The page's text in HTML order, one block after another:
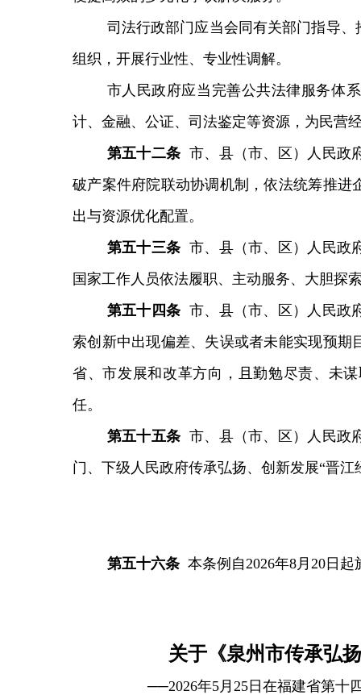
司法行政部门应当会同有关部门指导
组织，开展行业性、专业性调解。
市人民政府应当完善公共法律服务体
计、金融、公证、司法鉴定等资源，为民营
第五十二条 市、县（市、区）人民政
破产案件府院联动协调机制，依法统筹推
出与资源优化配置。
第五十三条 市、县（市、区）人民政
国家工作人员依法履职、主动服务、大胆探
第五十四条 市、县（市、区）人民政
索创新中出现偏差、失误或者未能实现预
省、市发展和改革方向，且勤勉尽责、未
任。
第五十五条 市、县（市、区）人民政
门、下级人民政府传承弘扬、创新发展“晋
第五十六条 本条例自2026年8月20日起
关于《泉州市传承弘
──2026年5月25日在福建省第十